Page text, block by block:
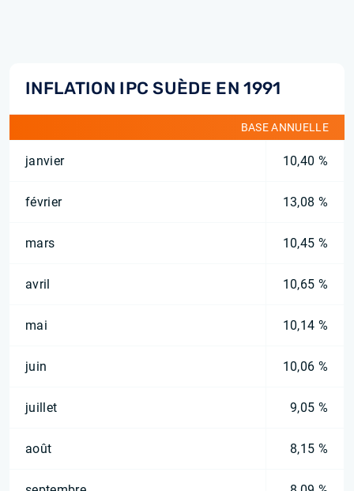
INFLATION IPC SUÈDE EN 1991
BASE ANNUELLE
janvier 10,40 %
février 13,08 %
mars 10,45 %
avril 10,65 %
mai 10,14 %
juin 10,06 %
juillet 9,05 %
août 8,15 %